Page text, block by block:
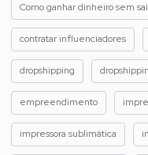
Como ganhar dinheiro sem
contratar influenciadores
dropshipping
empreendimento
impressora sublimática